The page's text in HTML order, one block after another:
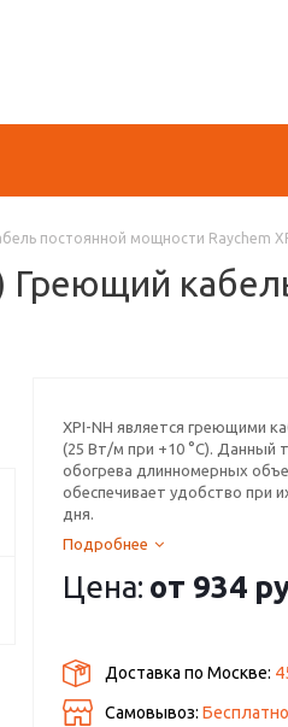
постоянной мощности Raychem
Греющий
XPI-NH является греющими
(25 Вт/м при +10 °С). Данный
обогрева длинномерных
обеспечивает удобство при
дня.
Подробнее
Цена: от 934
Доставка по Москве:
Самовывоз: